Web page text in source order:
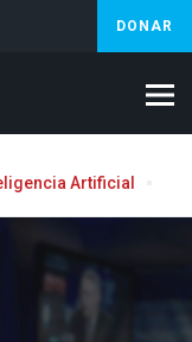
DONAR
Artificial